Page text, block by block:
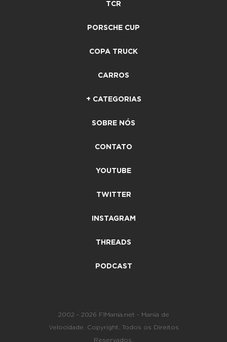
TCR
PORSCHE CUP
COPA TRUCK
CARROS
+ CATEGORIAS
SOBRE NÓS
CONTATO
YOUTUBE
TWITTER
INSTAGRAM
THREADS
PODCAST
2002 - 2026 F1Mania.net - Mania de
Velocidade. Copyright. Todos os Direitos
Reservados.